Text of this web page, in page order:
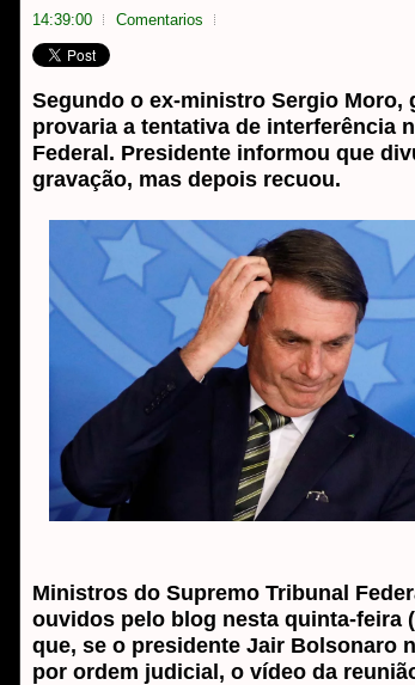
14:39:00 Comentarios
Segundo o ex-ministro Sergio Moro,
provaria a tentativa de interferência
Federal. Presidente informou que
gravação, mas depois recuou.
Ministros do Supremo Tribunal
ouvidos pelo blog nesta quinta-feira
que, se o presidente Jair Bolsonaro
por ordem judicial, o vídeo da